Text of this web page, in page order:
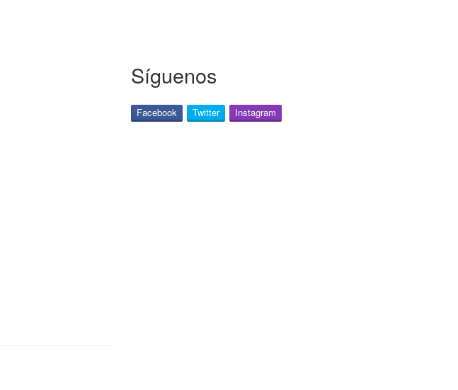
Síguenos
Facebook Twitter Instagram